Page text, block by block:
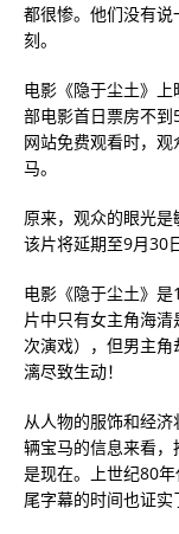
都很惨。他们没有
刻。
电影《隐于尘土》
部电影首日票房不
网站免费观看时，
马。
原来，观众的眼光
该片将延期至9月30
电影《隐于尘土》
片中只有女主角海
次演戏），但男主
漓尽致生动！
从人物的服饰和经
辆宝马的信息来看
是现在。上世纪80
尾字幕的时间也证实